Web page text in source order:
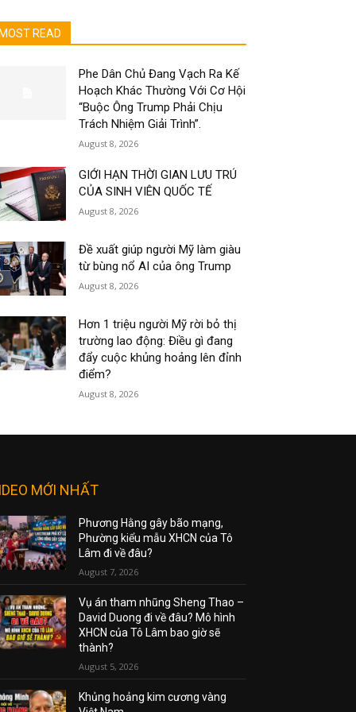
MOST READ
Phe Dân Chủ Đang Vạch Ra Kế
Hoạch Khác Thường Với Cơ Hội
“Buộc Ông Trump Phải Chịu
Trách Nhiệm Giải Trình”.
August 8, 2026
GIỚI HẠN THỜI GIAN LƯU TRÚ
CỦA SINH VIÊN QUỐC TẾ
August 8, 2026
Đề xuất giúp người Mỹ làm giàu
từ bùng nổ AI của ông Trump
August 8, 2026
Hơn 1 triệu người Mỹ rời bỏ thị
trường lao động: Điều gì đang
đẩy cuộc khủng hoảng lên đỉnh
điểm?
August 8, 2026
MỚI NHẤT
Phương Hằng gây bão mạng,
Phường kiểu mẫu XHCN của Tô
Lâm đi về đâu?
August 7, 2026
Vụ án tham nhũng Sheng Thao –
David Duong đi về đâu? Mô hình
XHCN của Tô Lâm bao giờ sẽ
thành?
August 5, 2026
Khủng hoảng kim cương vàng